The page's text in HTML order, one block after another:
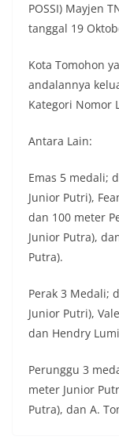
POSSI) Mayjen
tanggal 19
Kota Tomohon
andalannya
Kategori Nomor
Antara Lain:
Emas 5 medali;
Junior Putri),
dan 100 meter
Junior Putra),
Putra).
Perak 3 Medali;
Junior Putri),
dan Hendry
Perunggu 3
meter Junior
Putra), dan A.